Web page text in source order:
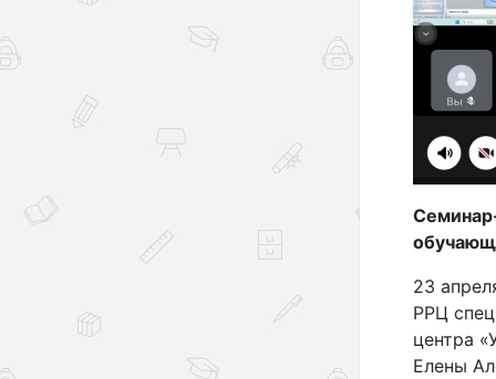
23
РРЦ
центра
Елены